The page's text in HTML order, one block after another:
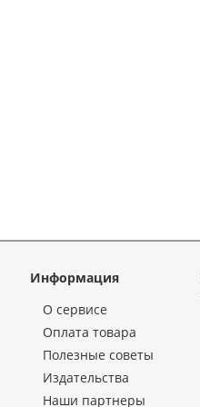
Информация
О сервисе
Оплата товара
Полезные советы
Издательства
Наши партнеры